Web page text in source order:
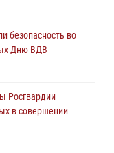
безопасность во
Дню ВДВ
Росгвардии
в совершении